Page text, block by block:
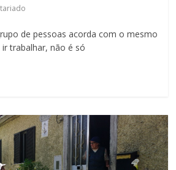
de pessoas acorda com o mesmo
trabalhar, não é só